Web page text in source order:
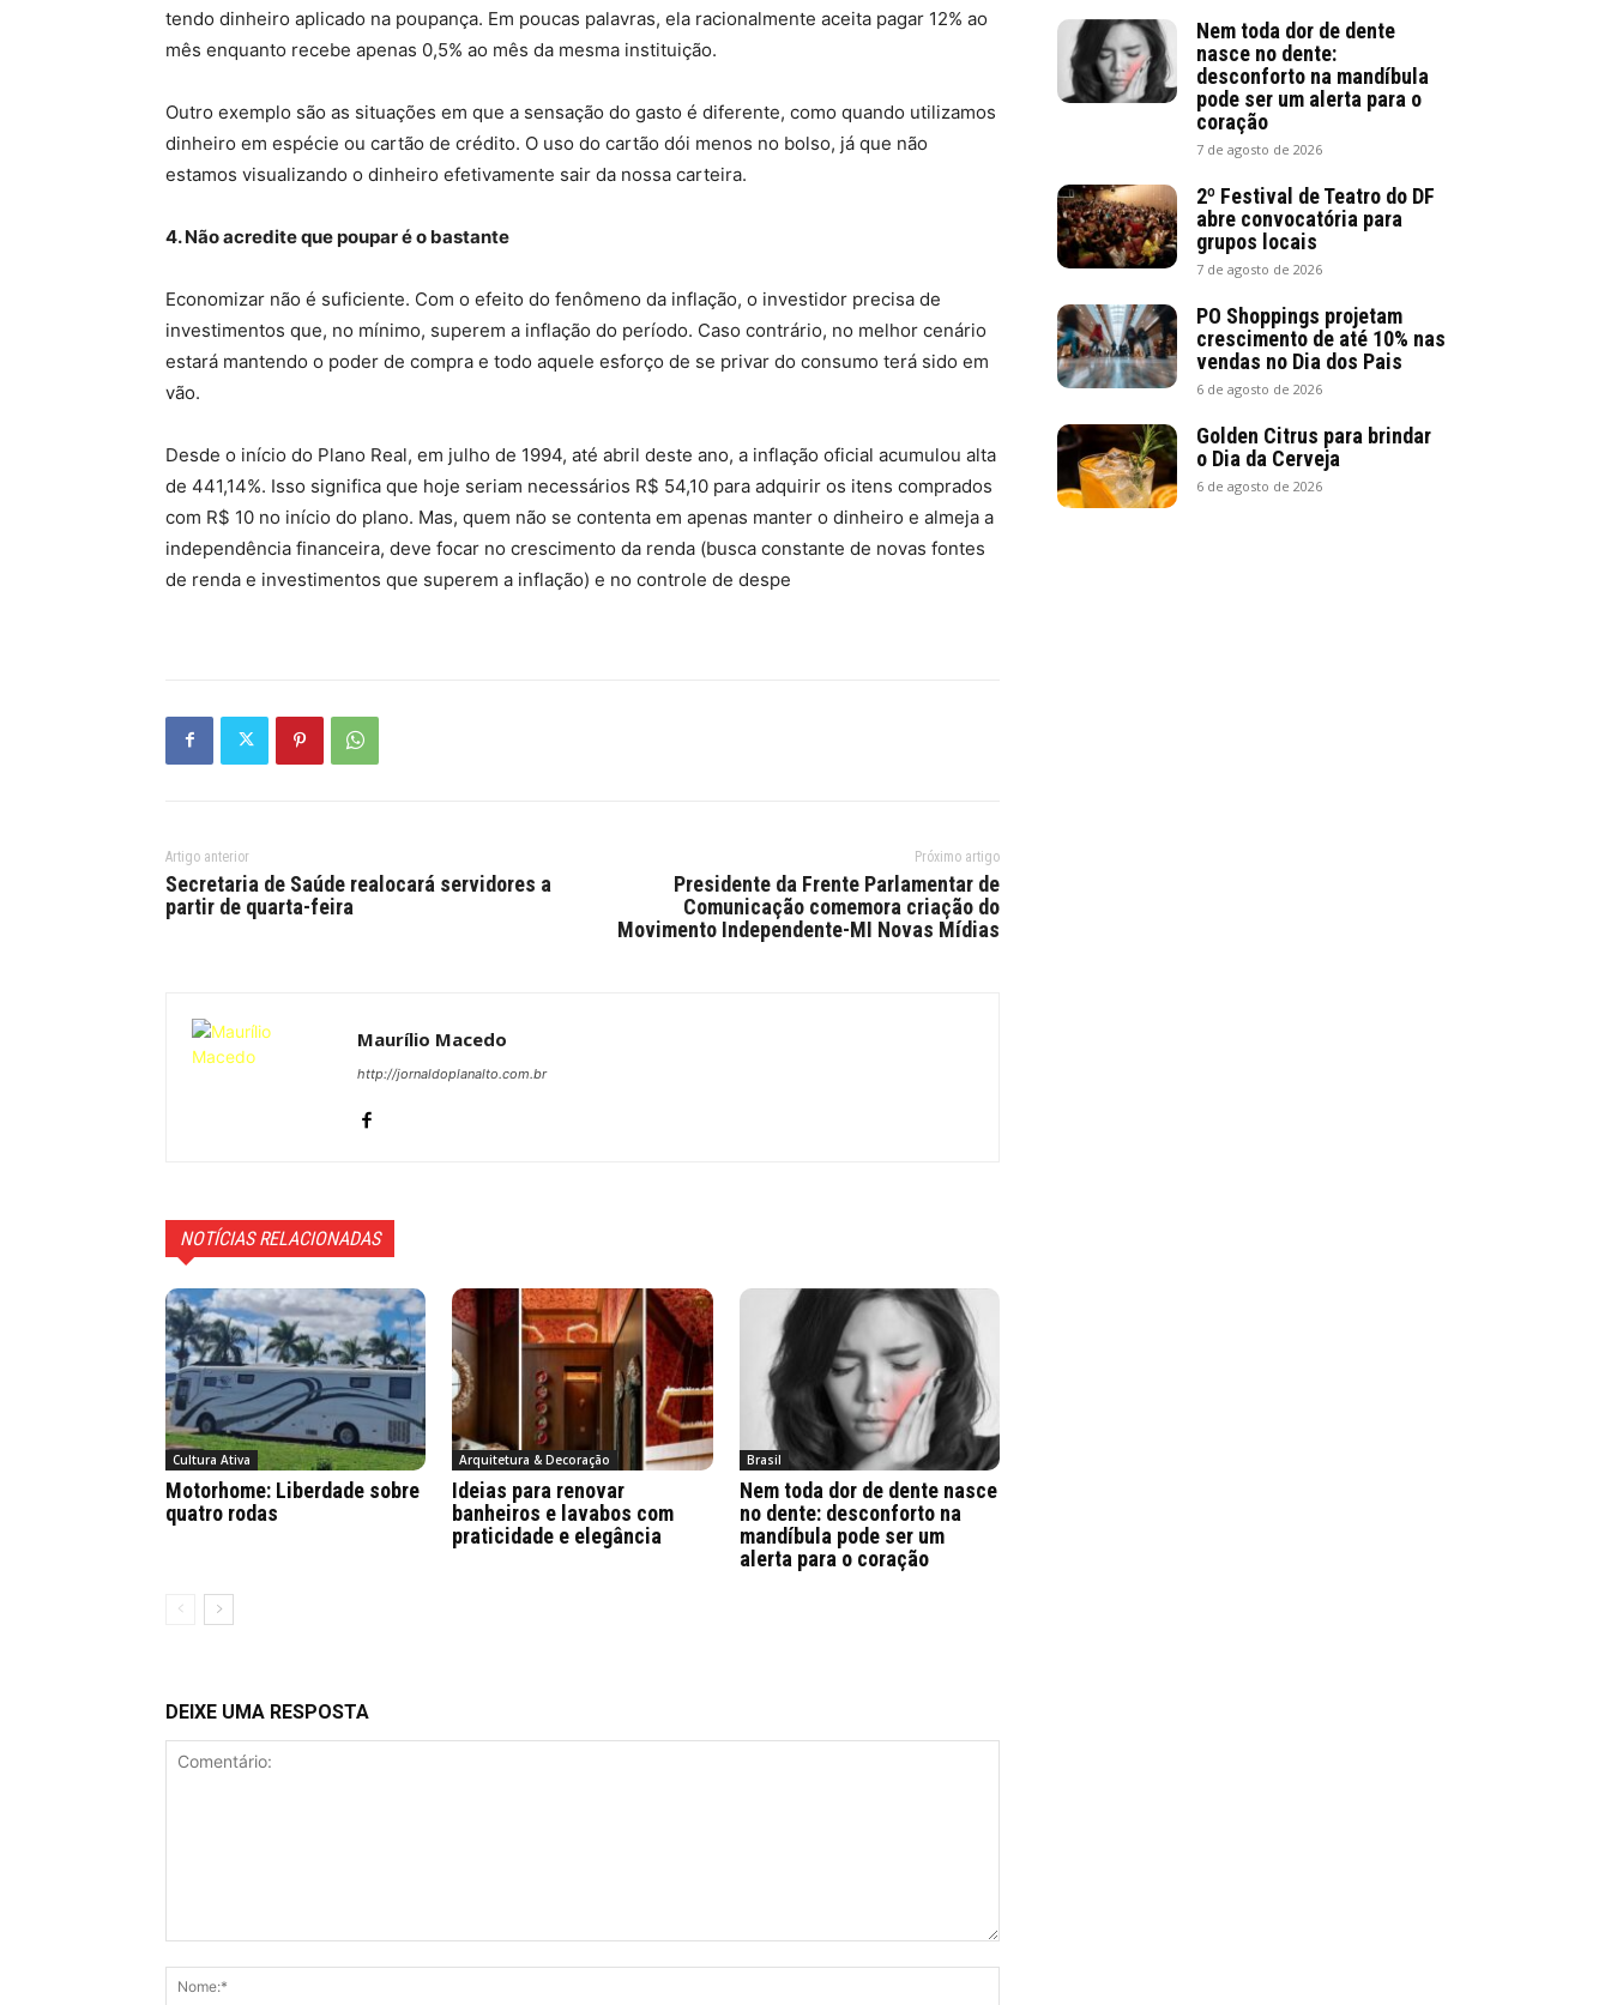
tendo dinheiro aplicado na poupança. Em poucas palavras, ela racionalmente aceita pagar 12% ao
mês enquanto recebe apenas 0,5% ao mês da mesma instituição.
Outro exemplo são as situações em que a sensação do gasto é diferente, como quando utilizamos
dinheiro em espécie ou cartão de crédito. O uso do cartão dói menos no bolso, já que não
estamos visualizando o dinheiro efetivamente sair da nossa carteira.
4. Não acredite que poupar é o bastante
Economizar não é suficiente. Com o efeito do fenômeno da inflação, o investidor precisa de
investimentos que, no mínimo, superem a inflação do período. Caso contrário, no melhor cenário
estará mantendo o poder de compra e todo aquele esforço de se privar do consumo terá sido em
vão.
Desde o início do Plano Real, em julho de 1994, até abril deste ano, a inflação oficial acumulou alta
de 441,14%. Isso significa que hoje seriam necessários R$ 54,10 para adquirir os itens comprados
com R$ 10 no início do plano. Mas, quem não se contenta em apenas manter o dinheiro e almeja a
independência financeira, deve focar no crescimento da renda (busca constante de novas fontes
de renda e investimentos que superem a inflação) e no controle de despe
Artigo anterior
Secretaria de Saúde realocará servidores a
partir de quarta-feira
Próximo artigo
Presidente da Frente Parlamentar de
Comunicação comemora criação do
Movimento Independente-MI Novas Mídias
Maurílio Macedo
http://jornaldoplanalto.com.br
NOTÍCIAS RELACIONADAS
Cultura Ativa
Motorhome: Liberdade sobre
quatro rodas
Arquitetura & Decoração
Ideias para renovar
banheiros e lavabos com
praticidade e elegância
Brasil
Nem toda dor de dente nasce
no dente: desconforto na
mandíbula pode ser um
alerta para o coração
DEIXE UMA RESPOSTA
Nem toda dor de dente
nasce no dente:
desconforto na mandíbula
pode ser um alerta para o
coração
7 de agosto de 2026
2º Festival de Teatro do DF
abre convocatória para
grupos locais
7 de agosto de 2026
PO Shoppings projetam
crescimento de até 10% nas
vendas no Dia dos Pais
6 de agosto de 2026
Golden Citrus para brindar
o Dia da Cerveja
6 de agosto de 2026